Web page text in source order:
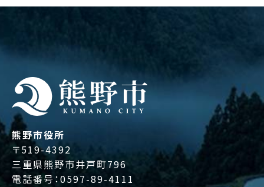
熊野市役所
〒519-4392
三重県熊野市井戸町796
電話番号：0597-89-4111